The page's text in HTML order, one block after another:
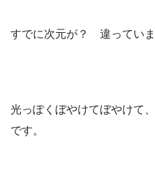
すでに次元が？ 違っていま
光っぽくぼやけてぼやけて
です。